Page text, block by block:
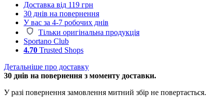
Доставка від 119 грн
30 днів на повернення
У вас за 4-7 робочих днів
Тільки оригінальна продукція
Sportano Club
4.70 Trusted Shops
Детальніше про доставку
30 днів на повернення з моменту доставки.
У разі повернення замовлення митний збір не повертається.